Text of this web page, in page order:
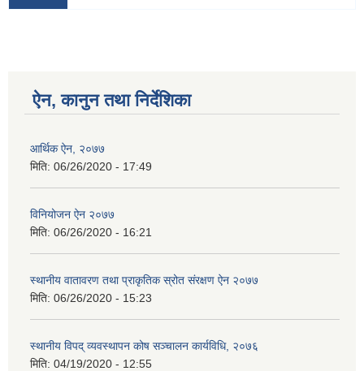
ऐन, कानुन तथा निर्देशिका
आर्थिक ऐन, २०७७
मिति: 06/26/2020 - 17:49
विनियोजन ऐन २०७७
मिति: 06/26/2020 - 16:21
स्थानीय वातावरण तथा प्राकृतिक स्रोत संरक्षण ऐन २०७७
मिति: 06/26/2020 - 15:23
स्थानीय विपद् व्यवस्थापन कोष सञ्चालन कार्यविधि, २०७६
मिति: 04/19/2020 - 12:55